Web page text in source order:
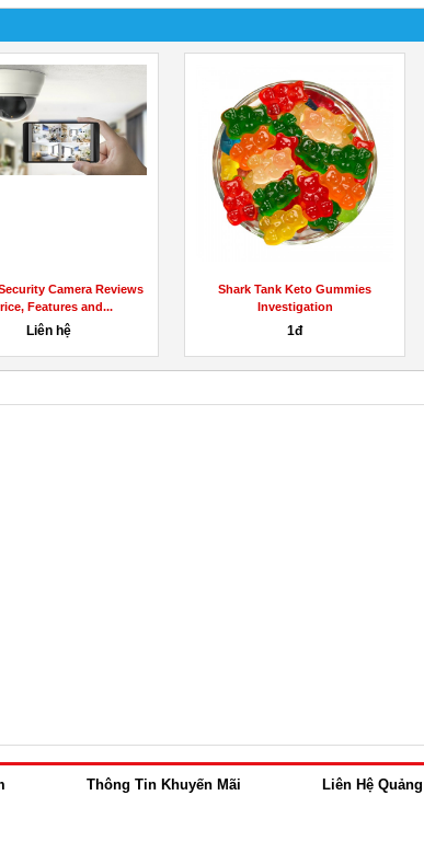
Camera Reviews
Features and...
Liên hệ
Shark Tank Keto Gummies
Investigation
1đ
Thông Tin Khuyến Mãi Liên Hệ